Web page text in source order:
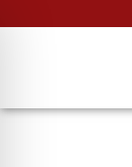
Inhalt